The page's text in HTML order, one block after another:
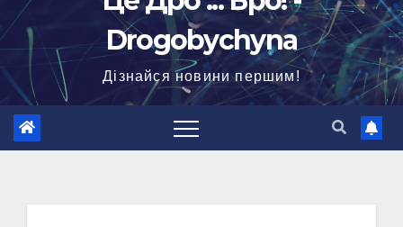
Drogobychyna
Дізнайся новини першим!